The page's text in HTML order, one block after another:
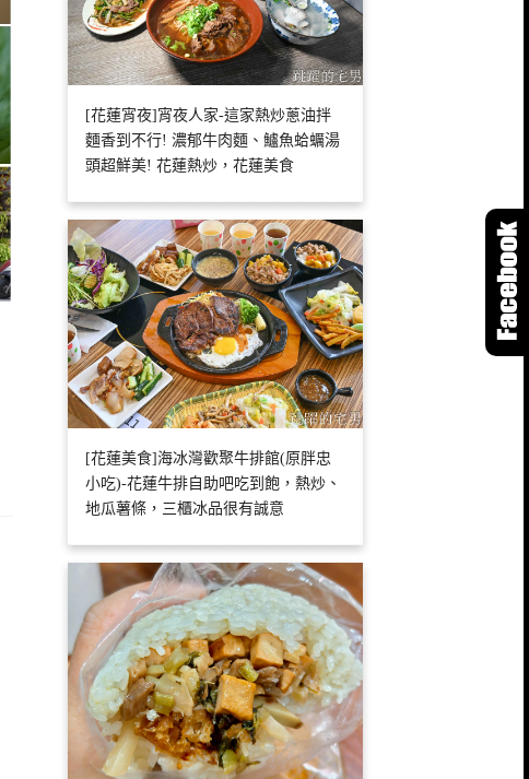
[花蓮宵夜]宵夜人家-這家熱炒蔥油拌
麵香到不行! 濃郁牛肉麵、鱸魚蛤蠣湯
頭超鮮美! 花蓮熱炒，花蓮美食
[花蓮美食]海冰灣歡聚牛排館(原胖忠
小吃)-花蓮牛排自助吧吃到飽，熱炒、
地瓜薯條，三櫃冰品很有誠意